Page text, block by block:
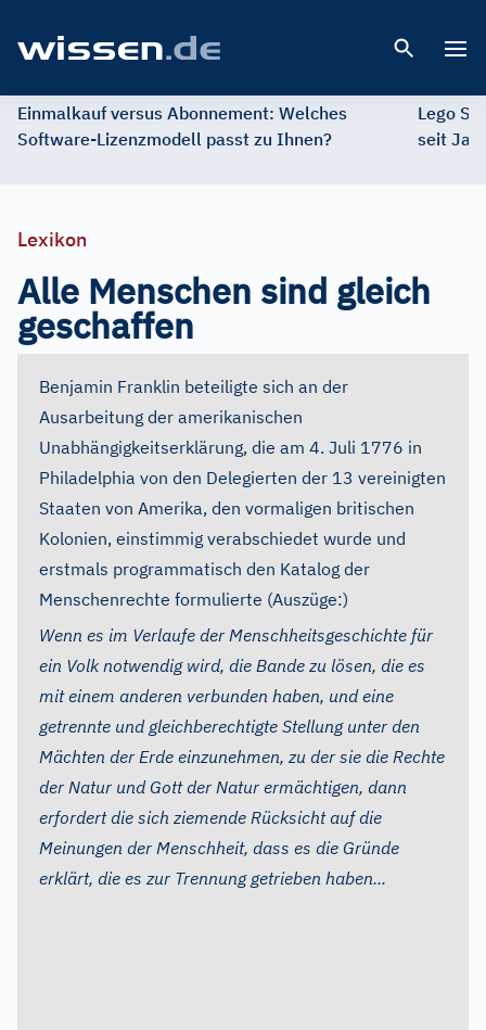
Einmalkauf versus Abonnement: Welches
Software-Lizenzmodell passt zu Ihnen?
Lego
seit
Lexikon
Alle Menschen sind gleich
geschaffen
Benjamin Franklin beteiligte sich an der
Ausarbeitung der amerikanischen
Unabhängigkeitserklärung, die am 4. Juli 1776 in
Philadelphia von den Delegierten der 13 vereinigten
Staaten von Amerika, den vormaligen britischen
Kolonien, einstimmig verabschiedet wurde und
erstmals programmatisch den Katalog der
Menschenrechte formulierte (Auszüge:)
Wenn es im Verlaufe der Menschheitsgeschichte für
ein Volk notwendig wird, die Bande zu lösen, die es
mit einem anderen verbunden haben, und eine
getrennte und gleichberechtigte Stellung unter den
Mächten der Erde einzunehmen, zu der sie die Rechte
der Natur und Gott der Natur ermächtigen, dann
erfordert die sich ziemende Rücksicht auf die
Meinungen der Menschheit, dass es die Gründe
erklärt, die es zur Trennung getrieben haben...